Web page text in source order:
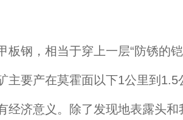
，相当于穿上一层“防锈的
要产在莫霍面以下1公里到
济意义。除了发现地表露头